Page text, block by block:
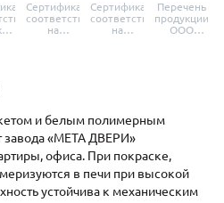
Сертификат
соответствия
на
Сертификат
соответствия
на
Перечень
продукции
ООО
и белым полимерным
завода «МЕТА ДВЕРИ»
офиса. При покраске,
в печи при высокой
устойчива к механическим